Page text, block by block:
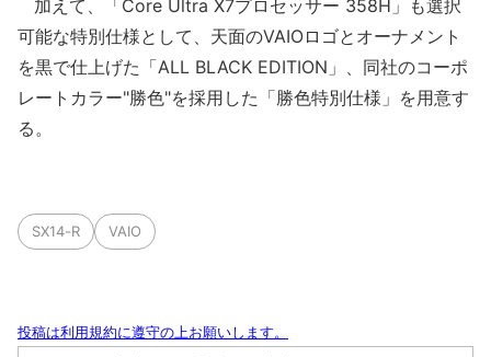
加えて、「Core Ultra X7プロセッサー 358H」も選択
可能な特別仕様として、天面のVAIOロゴとオーナメント
を黒で仕上げた「ALL BLACK EDITION」、同社のコーポ
レートカラー"勝色"を採用した「勝色特別仕様」を用意す
る。
SX14-R VAIO